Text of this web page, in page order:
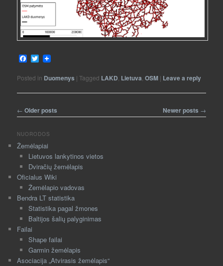
Facebook
Twitter
Posted in Duomenys |Tagged LAKD Lietuva ,OSM | Leave a reply
Post navigation
← Older posts Newer posts →
NUORODOS
Žemėlapiai
Lietuvos lankytinos vietos
Dviračių žemėlapis
Oficialus Wiki
Žemėlapio vadovas
Bendra LT statistika
Statistika pagal žmones
Baltijos šalių palyginimas
Failai
Shape failai
Garmin žemėlapis
Asociacija „Atvirasis žemėlapis“